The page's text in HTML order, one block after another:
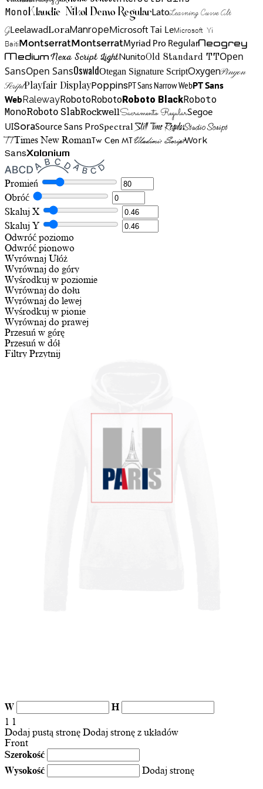
MonoKlaudie Nikol Demo RegularLatoLearning Curve Alt
GLeelawadLoraManropeMicrosoft Tai LeMicrosoft Yi
BaitiMontserratMontserratMyriad Pro RegularNeogrey
MediumNexa Script LightNunitoOld Standard TTOpen
SansOpen SansOswaldOtegan Signature ScriptOxygenPinyon
ScriptPlayfair DisplayPoppinsPT Sans Narrow WebPT Sans
WebRalewayRobotoRobotoRoboto BlackRoboto
MonoRoboto SlabRockwellSacramento RegularSegoe
UISoraSource Sans ProSpectralStill Time RegularStudio Script
TTTimes New RomanTw Cen MTVladimir ScriptWork
SansXolonium
Promień
Obróć
Skaluj X
Skaluj Y
Odwróć poziomo
Odwróć pionowo
Wyrównaj Ułóż
Wyrównaj do góry
Wyśrodkuj w poziomie
Wyrównaj do dołu
Wyrównaj do lewej
Wyśrodkuj w pionie
Wyrównaj do prawej
Przesuń w górę
Przesuń w dół
Filtry Przytnij
W
H
1 1
Dodaj pustą stronę Dodaj stronę z układów
Front
Szerokość
Wysokość
Dodaj stronę